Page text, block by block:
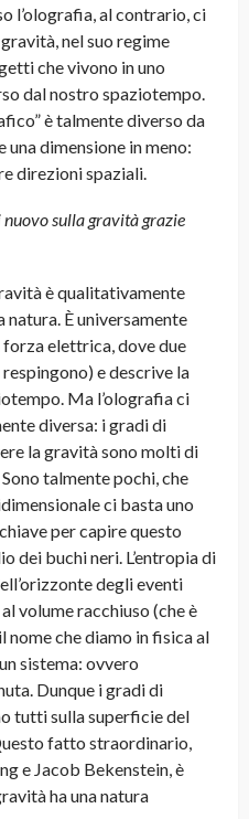
l’olografia, al contrario, ci
nel suo regime
che vivono in uno
dal nostro spaziotempo.
è talmente diverso da
una dimensione in meno:
direzioni spaziali.
sulla gravità grazie
è qualitativamente
È universamente
elettrica, dove due
e descrive la
Ma l’olografia ci
diversa: i gradi di
la gravità sono molti di
talmente pochi, che
ci basta uno
per capire questo
dei buchi neri. L’entropia di
degli eventi
volume racchiuso (che è
nome che diamo in fisica al
sistema: ovvero
Dunque i gradi di
tutti sulla superficie del
fatto straordinario,
e Jacob Bekenstein, è
ha una natura